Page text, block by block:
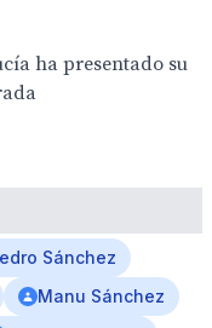
ha presentado su
Sánchez
Manu Sánchez